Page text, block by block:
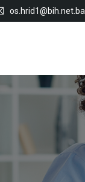
os.hrid1@bih.net.ba